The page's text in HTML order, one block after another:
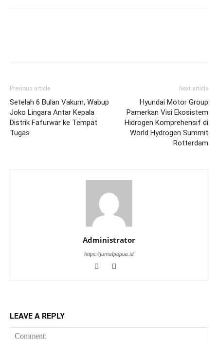
Previous article
Setelah 6 Bulan Vakum, Wabup
Joko Lingara Antar Kepala
Distrik Fafurwar ke Tempat
Tugas
Next article
Hyundai Motor Group
Pamerkan Visi Ekosistem
Hidrogen Komprehensif di
World Hydrogen Summit
Rotterdam
Administrator
https://jurnalpapua.id
LEAVE A REPLY